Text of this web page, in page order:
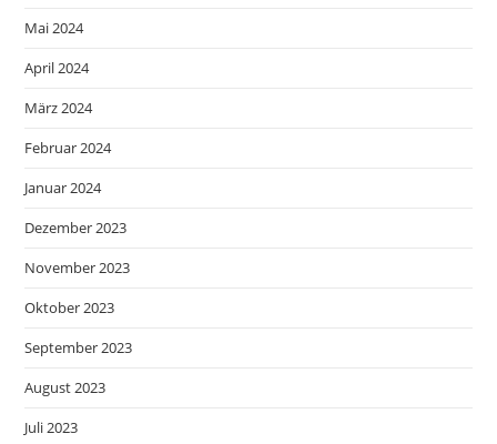
Mai 2024
April 2024
März 2024
Februar 2024
Januar 2024
Dezember 2023
November 2023
Oktober 2023
September 2023
August 2023
Juli 2023